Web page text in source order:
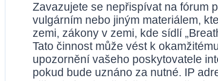
Zavazujete se nepřispívat na fórum
vulgárním nebo jiným materiálem,
zemi, zákony v zemi, kde sídlí
Tato činnost může vést k
upozornění vašeho poskytovatele
pokud bude uznáno za nutné. IP